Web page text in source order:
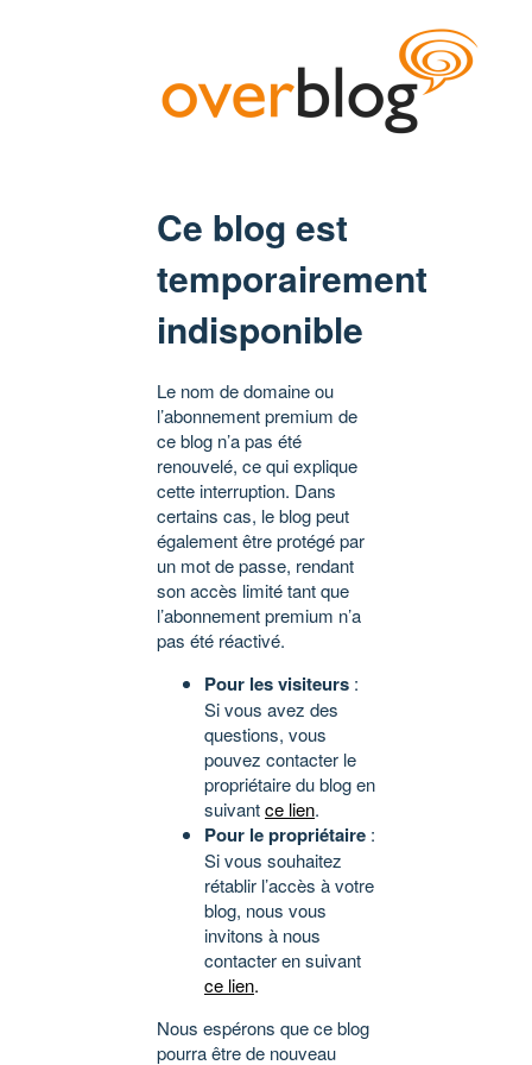
Ce blog est
temporairement
indisponible
Le nom de domaine ou
l’abonnement premium de
ce blog n’a pas été
renouvelé, ce qui explique
cette interruption. Dans
certains cas, le blog peut
également être protégé par
un mot de passe, rendant
son accès limité tant que
l’abonnement premium n’a
pas été réactivé.
Pour les visiteurs :
Si vous avez des
questions, vous
pouvez contacter le
propriétaire du blog en
suivantce lien.
Pour le propriétaire :
Si vous souhaitez
rétablir l’accès à votre
blog, nous vous
invitons à nous
contacter en suivant
ce lien.
Nous espérons que ce blog
pourra être de nouveau